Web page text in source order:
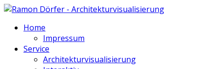
Home
Impressum
Service
Architekturvisualisierung